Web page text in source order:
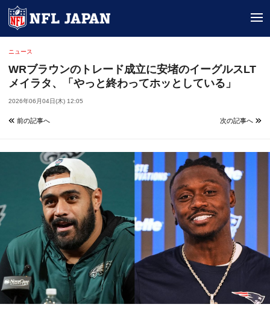
ニュース
WRブラウンのトレード成立に安堵のイーグルスLT
メイラタ、「やっと終わってホッとしている」
2026年06月04日(木) 12:05
前の記事へ 次の記事へ